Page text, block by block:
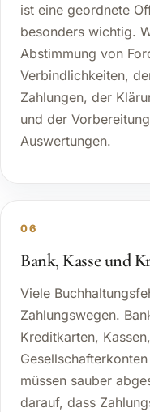
ist eine geordnete
besonders wichtig.
Abstimmung von
Verbindlichkeiten,
Zahlungen, der
und der
Auswertungen.
06
Bank, Kasse und
Viele
Zahlungswegen.
Kreditkarten,
müssen sauber
darauf, dass